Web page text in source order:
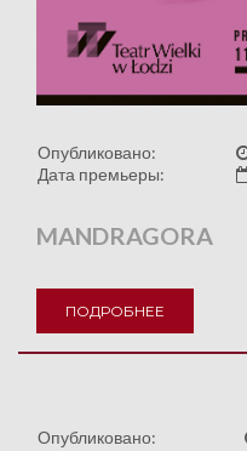
Опубликовано:
Дата премьеры:
MANDRAGORA
ПОДРОБНЕЕ
Опубликовано: